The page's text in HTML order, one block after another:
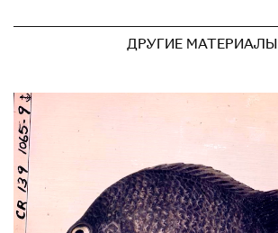
ДРУГИЕ МАТЕРИАЛЫ